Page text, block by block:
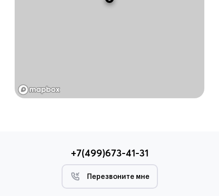
+7(499)673-41-31
Перезвоните мне